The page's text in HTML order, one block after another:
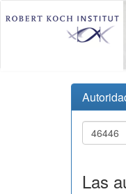
Las